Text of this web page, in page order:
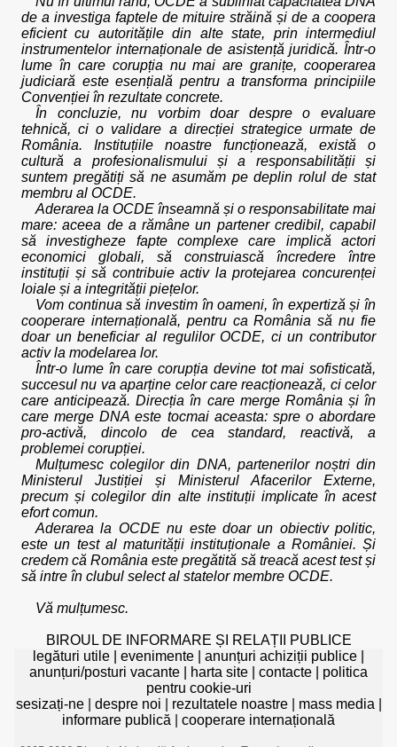
de a investiga faptele de mituire străină și de a coopera
eficient cu autoritățile din alte state, prin intermediul
instrumentelor internaționale de asistență juridică. Într-o
lume în care corupția nu mai are granițe, cooperarea
judiciară este esențială pentru a transforma principiile
Convenției în rezultate concrete.
În concluzie, nu vorbim doar despre o evaluare
tehnică, ci o validare a direcției strategice urmate de
România. Instituțiile noastre funcționează, există o
cultură a profesionalismului și a responsabilității și
suntem pregătiți să ne asumăm pe deplin rolul de stat
membru al OCDE.
Aderarea la OCDE înseamnă și o responsabilitate mai
mare: aceea de a rămâne un partener credibil, capabil
să investigheze fapte complexe care implică actori
economici globali, să construiască încredere între
instituții și să contribuie activ la protejarea concurenței
loiale și a integrității piețelor.
Vom continua să investim în oameni, în expertiză și în
cooperare internațională, pentru ca România să nu fie
doar un beneficiar al regulilor OCDE, ci un contributor
activ la modelarea lor.
Într-o lume în care corupția devine tot mai sofisticată,
succesul nu va aparține celor care reacționează, ci celor
care anticipează. Direcția în care merge România și în
care merge DNA este tocmai aceasta: spre o abordare
pro-activă, dincolo de cea standard, reactivă, a
problemei corupției.
Mulțumesc colegilor din DNA, partenerilor noștri din
Ministerul Justiției și Ministerul Afacerilor Externe,
precum și colegilor din alte instituții implicate în acest
efort comun.
Aderarea la OCDE nu este doar un obiectiv politic,
este un test al maturității instituționale a României. Și
credem că România este pregătită să treacă acest test și
să intre în clubul select al statelor membre OCDE.
Vă mulțumesc.
BIROUL DE INFORMARE ȘI RELAȚII PUBLICE
legături utile
evenimente anunțuri achiziții publice
anunțuri/posturi vacante
harta site contacte
politica
pentru cookie-uri
sesizați-ne| despre noi rezultatele noastre| mass media
informare publică
cooperare internațională